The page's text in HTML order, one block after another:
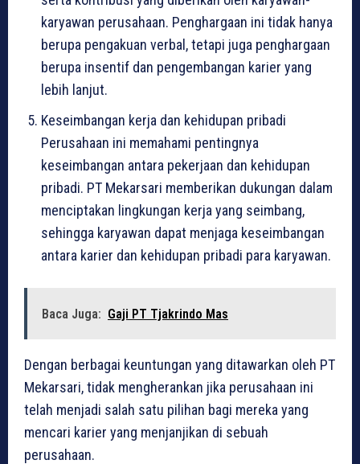
karyawan perusahaan. Penghargaan ini tidak hanya
berupa pengakuan verbal, tetapi juga penghargaan
berupa insentif dan pengembangan karier yang
lebih lanjut.
Keseimbangan kerja dan kehidupan pribadi
Perusahaan ini memahami pentingnya
keseimbangan antara pekerjaan dan kehidupan
pribadi. PT Mekarsari memberikan dukungan dalam
menciptakan lingkungan kerja yang seimbang,
sehingga karyawan dapat menjaga keseimbangan
antara karier dan kehidupan pribadi para karyawan.
Baca Juga: Gaji PT Tjakrindo Mas
Dengan berbagai keuntungan yang ditawarkan oleh PT
Mekarsari, tidak mengherankan jika perusahaan ini
telah menjadi salah satu pilihan bagi mereka yang
mencari karier yang menjanjikan di sebuah
perusahaan.